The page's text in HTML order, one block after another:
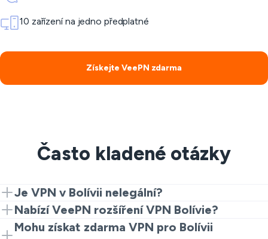
10 zařízení na jedno předplatné
Získejte VeePN zdarma
Často kladené otázky
Je VPN v Bolívii nelegální?
VPN v Bolívii podléhají právním předpisům, což
znamená, že byste měli zkontrolovat místní zákony
Nabízí VeePN rozšíření VPN Bolívie?
Ano. Začněte s Chrome rozšířením pro rychlou a
Mohu získat zdarma VPN pro Bolívii